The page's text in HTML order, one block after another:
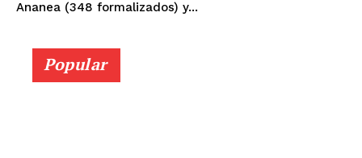
Ananea (348 formalizados) y...
Popular